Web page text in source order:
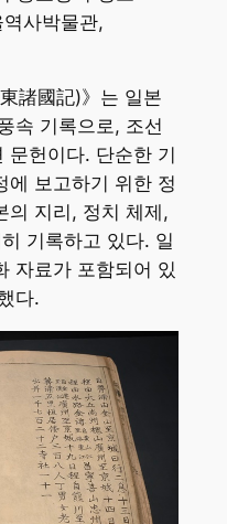
사박물관,
諸國記)》는 일본
속 기록으로, 조선
문헌이다. 단순한 기
에 보고하기 위한 정
의 지리, 정치 체제,
기록하고 있다. 일
자료가 포함되어 있
다.